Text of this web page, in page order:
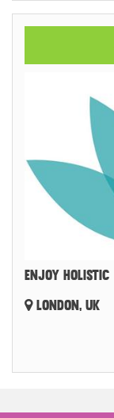
ENJOY HOLISTIC
LONDON, UK